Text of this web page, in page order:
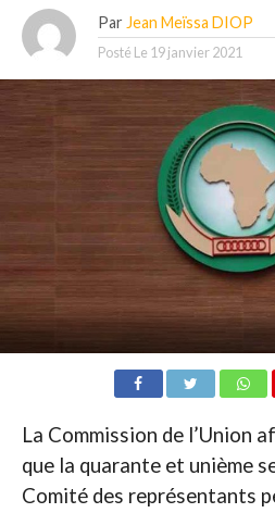
Par Jean Meïssa DIOP
Posté Le 19 janvier 2021
La Commission de l’Union
que la quarante et unième
Comité des représentants